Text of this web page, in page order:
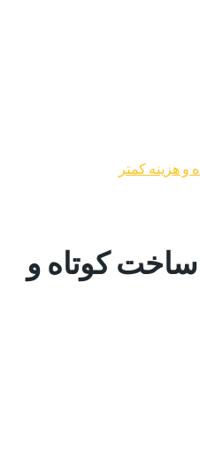
و هزینه کمتر
ساخت کوتاه و